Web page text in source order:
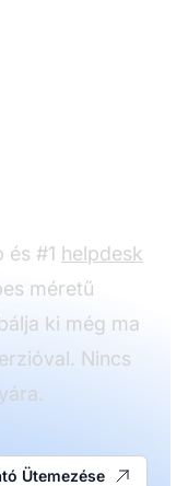
és #1 helpdesk
méretű
ki még ma
Nincs
Ütemezése